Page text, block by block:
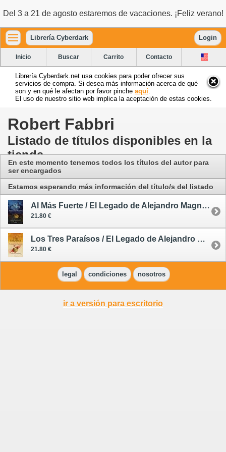
Del 3 a 21 de agosto estaremos de vacaciones. ¡Feliz verano!
Librería Cyberdark Login
Inicio Buscar Carrito Contacto
Librería Cyberdark.net usa cookies para poder ofrecer sus
servicios de compra. Si desea más información acerca de qué
son y en qué le afectan por favor pinche aquí
El uso de nuestro sitio web implica la aceptación de estas cookies.
Robert Fabbri
Listado de títulos disponibles en la
tienda
En este momento tenemos todos los títulos del autor para
ser encargados
Estamos esperando más información del título/s del listado
Al Más Fuerte / El Legado de Alejandro Magno 1
21.80 €
Los Tres Paraísos / El Legado de Alejandro Magno 2
21.80 €
legal condiciones nosotros
ir a versión para escritorio